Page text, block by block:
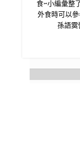
食~小編彙整
外食時可以
孫語霙